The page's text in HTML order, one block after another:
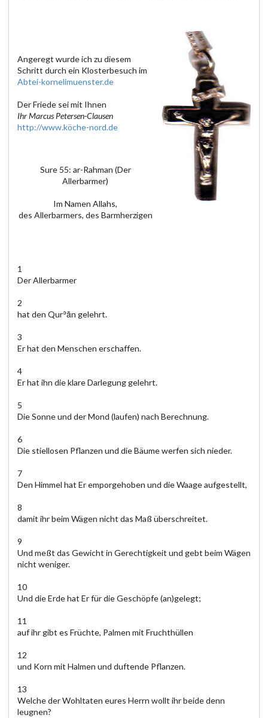
Angeregt wurde ich zu diesem
Schritt durch ein Klosterbesuch im
Abtei-kornelimuenster.de
Der Friede sei mit Ihnen
Ihr Marcus Petersen-Clausen
http://www.köche-nord.de
Sure 55: ar-Rahman (Der
Allerbarmer)
Im Namen Allahs,
des Allerbarmers, des Barmherzigen
1
Der Allerbarmer
2
hat den Qurʾān gelehrt.
3
Er hat den Menschen erschaffen.
4
Er hat ihn die klare Darlegung gelehrt.
5
Die Sonne und der Mond (laufen) nach Berechnung.
6
Die stiellosen Pflanzen und die Bäume werfen sich nieder.
7
Den Himmel hat Er emporgehoben und die Waage aufgestellt,
8
damit ihr beim Wägen nicht das Maß überschreitet.
9
Und meßt das Gewicht in Gerechtigkeit und gebt beim Wägen
nicht weniger.
10
Und die Erde hat Er für die Geschöpfe (an)gelegt;
11
auf ihr gibt es Früchte, Palmen mit Fruchthüllen
12
und Korn mit Halmen und duftende Pflanzen.
13
Welche der Wohltaten eures Herrn wollt ihr beide denn
leugnen?